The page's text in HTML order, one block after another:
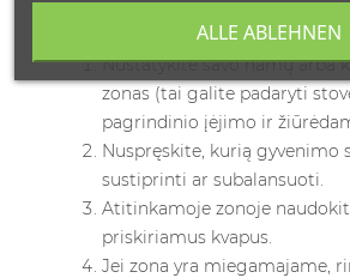
Norėdami taikyti bagua žemėlapį
Nustatykite savo namų arba
zonas (tai galite padaryti
pagrindinio įėjimo ir
Nuspręskite, kurią gyvenimo
sustiprinti ar subalansuoti.
Atitinkamoje zonoje
priskiriamus kvapus.
Jei zona yra miegamajame,
ALLE ABLEHNEN